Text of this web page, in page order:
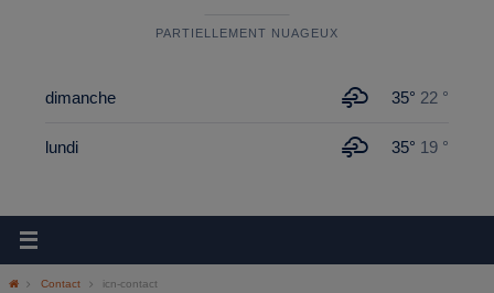
PARTIELLEMENT NUAGEUX
dimanche 35° 22 °
lundi 35° 19 °
Contact icn-contact